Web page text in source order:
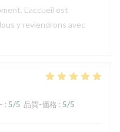
L'accueil est
y reviendrons avec
: 5/5 品質-価格 : 5/5